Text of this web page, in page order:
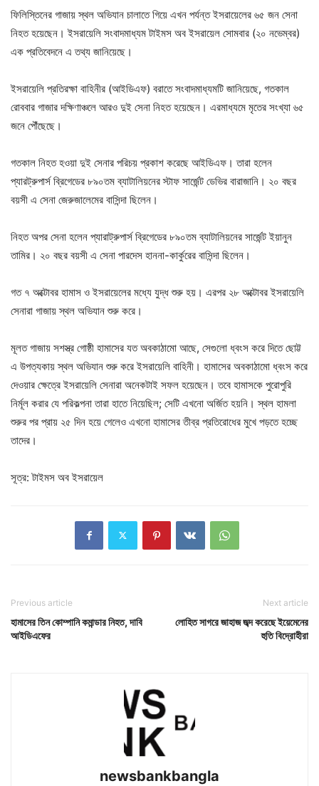
ফিলিস্তিনের গাজায় স্থল অভিযান চালাতে গিয়ে এখন পর্যন্ত ইসরায়েলের ৬৫ জন সেনা
নিহত হয়েছেন। ইসরায়েলি সংবাদমাধ্যম টাইমস অব ইসরায়েল সোমবার (২০ নভেম্বর)
এক প্রতিবেদনে এ তথ্য জানিয়েছে।
ইসরায়েলি প্রতিরক্ষা বাহিনীর (আইডিএফ) বরাতে সংবাদমাধ্যমটি জানিয়েছে, গতকাল
রোববার গাজার দক্ষিণাঞ্চলে আরও দুই সেনা নিহত হয়েছেন। এরমাধ্যমে মৃতের সংখ্যা ৬৫
জনে পৌঁছেছে।
গতকাল নিহত হওয়া দুই সেনার পরিচয় প্রকাশ করেছে আইডিএফ। তারা হলেন
প্যারট্রুপার্স ব্রিগেডের ৮৯০তম ব্যাটালিয়নের স্টাফ সার্জেন্ট ডেভির বারাজানি। ২০ বছর
বয়সী এ সেনা জেরুজালেমের বাসিন্দা ছিলেন।
নিহত অপর সেনা হলেন প্যারাট্রুপার্স ব্রিগেডের ৮৯০তম ব্যাটালিয়নের সার্জেন্ট ইয়ানুন
তামির। ২০ বছর বয়সী এ সেনা পারদেস হাননা-কার্কুরের বাসিন্দা ছিলেন।
গত ৭ অক্টোবর হামাস ও ইসরায়েলের মধ্যে যুদ্ধ শুরু হয়। এরপর ২৮ অক্টোবর ইসরায়েলি
সেনারা গাজায় স্থল অভিযান শুরু করে।
মূলত গাজায় সশস্ত্র গোষ্ঠী হামাসের যত অবকাঠামো আছে, সেগুলো ধ্বংস করে দিতে ছোট্ট
এ উপত্যকায় স্থল অভিযান শুরু করে ইসরায়েলি বাহিনী। হামাসের অবকাঠামো ধ্বংস করে
দেওয়ার ক্ষেত্রে ইসরায়েলি সেনারা অনেকটাই সফল হয়েছেন। তবে হামাসকে পুরোপুরি
নির্মূল করার যে পরিকল্পনা তারা হাতে নিয়েছিল; সেটি এখনো অর্জিত হয়নি। স্থল হামলা
শুরুর পর প্রায় ২৫ দিন হয়ে গেলেও এখনো হামাসের তীব্র প্রতিরোধের মুখে পড়তে হচ্ছে
তাদের।
সূত্র: টাইমস অব ইসরায়েল
Previous article
হামাসের তিন কোম্পানি কমান্ডার নিহত, দাবি
আইডিএফের
Next article
লোহিত সাগরে জাহাজ জব্দ করেছে ইয়েমেনের
হুতি বিদ্রোহীরা
newsbankbangla